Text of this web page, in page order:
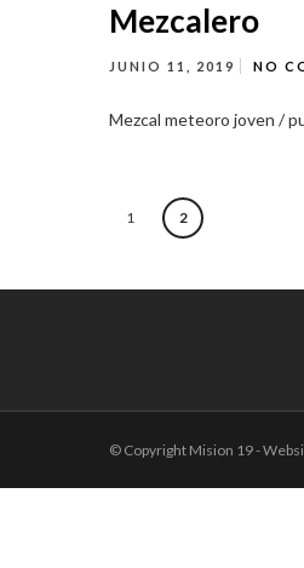
Mezcalero
JUNIO 11, 2019 NO
Mezcal meteoro joven /
1 2
© Copyright Mision 19 -